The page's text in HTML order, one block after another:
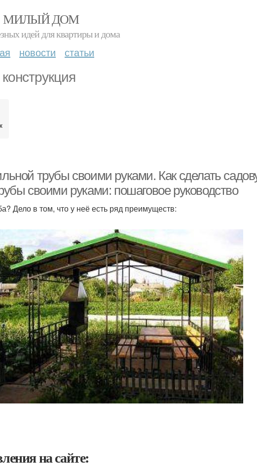
МИЛЫЙ ДОМ
идей для квартиры и дома
новости статьи
трубы своими руками. Как сделать
своими руками: пошаговое руководство
Дело в том, что у неё есть ряд преимуществ:
на сайте: